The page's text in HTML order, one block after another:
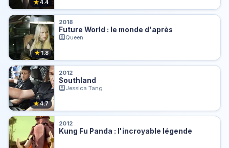
★4.4
★1.8
2018
Future World : le monde d'après
Queen
★4.7
2012
Southland
Jessica Tang
2012
Kung Fu Panda : l'incroyable légende